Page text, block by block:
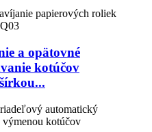
a opätovné
kotúčov